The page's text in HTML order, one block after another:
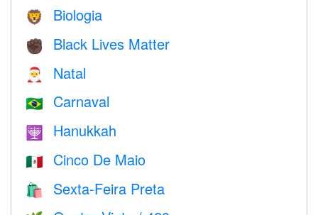
🦁 Biologia
✊🏿 Black Lives Matter
🎅 Natal
🇧🇷 Carnaval
🕎 Hanukkah
🇲🇽 Cinco De Maio
🛍 Sexta-Feira Preta